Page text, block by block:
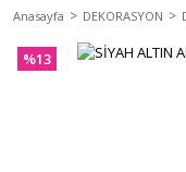
Anasayfa DEKORASYON
%13